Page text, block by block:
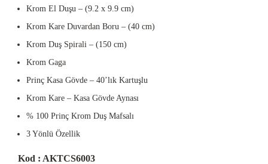
Krom El Duşu – (9.2 x 9.9 cm)
Krom Kare Duvardan Boru – (40 cm)
Krom Duş Spirali – (150 cm)
Krom Gaga
Prinç Kasa Gövde – 40’lık Kartuşlu
Krom Kare – Kasa Gövde Aynası
% 100 Prinç Krom Duş Mafsalı
3 Yönlü Özellik
Kod : AKTCS6003